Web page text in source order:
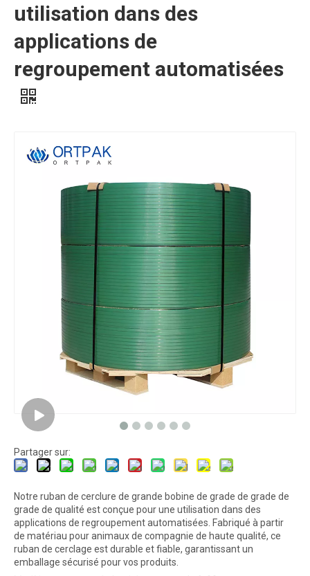
utilisation dans des
applications de
regroupement automatisées
Partager sur:
Notre ruban de cerclure de grande bobine de grade de grade de
grade de qualité est conçue pour une utilisation dans des
applications de regroupement automatisées. Fabriqué à partir
de matériau pour animaux de compagnie de haute qualité, ce
ruban de cerclage est durable et fiable, garantissant un
emballage sécurisé pour vos produits.